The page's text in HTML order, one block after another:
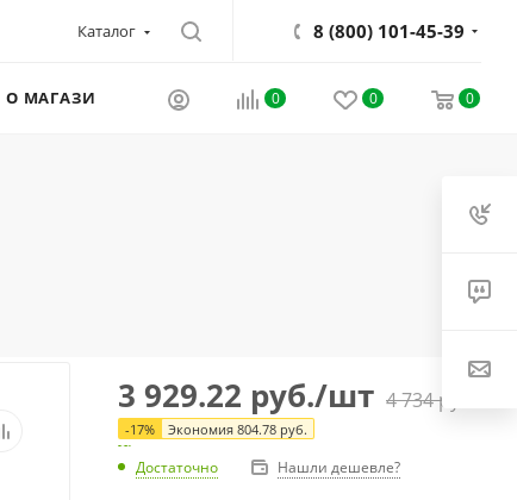
Каталог 8 (800) 101-45-39
0 0 0
О МАГАЗИНЕ
3 929.22 руб./шт 4 734руб.
-17% Экономия 804.78 руб.
Достаточно Нашли дешевле?